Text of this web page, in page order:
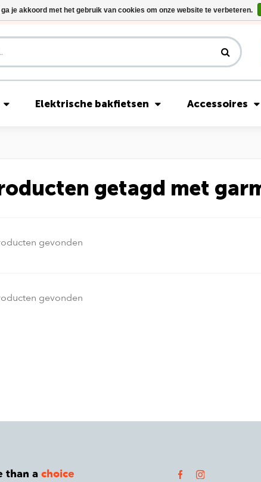
Riese & Müller Nevo5 Silent Core nu direct uit voorraad
Elektrische bakfietsen Accessoires
getagd met
gevonden
gevonden
than achoice
je akkoord met het gebruik van cookies om onze website te verbeteren.